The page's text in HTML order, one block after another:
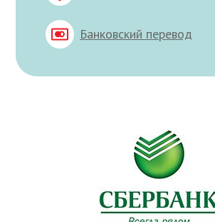
Банковский перевод